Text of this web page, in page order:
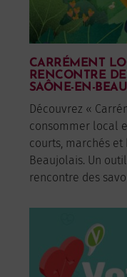
CARRÉMENT
RENCONTRE
SAÔNE-EN-
Découvrez «
consommer local
courts, marchés et
Beaujolais. Un
rencontre des